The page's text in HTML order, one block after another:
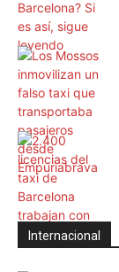
Internacional